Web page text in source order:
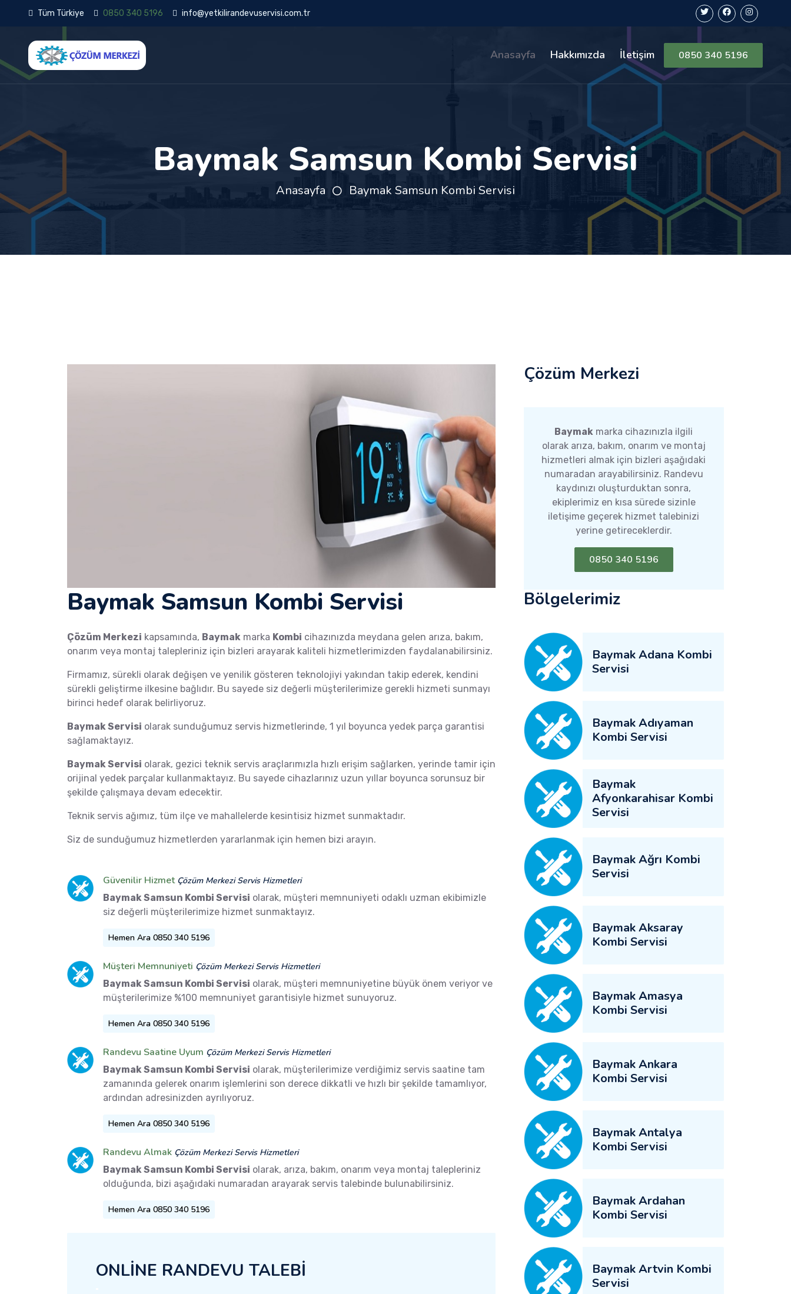
Tüm Türkiye 0850 340 5196 info@yetkilirandevuservisi.com.tr
Anasayfa Hakkımızda İletişim 0850 340 5196
Baymak Samsun Kombi Servisi
Anasayfa Baymak Samsun Kombi Servisi
Baymak Samsun Kombi Servisi
Çözüm Merkezi kapsamında, Baymak marka Kombi cihazınızda meydana gelen arıza, bakım,
onarım veya montaj talepleriniz için bizleri arayarak kaliteli hizmetlerimizden faydalanabilirsiniz.
Firmamız, sürekli olarak değişen ve yenilik gösteren teknolojiyi yakından takip ederek, kendini
sürekli geliştirme ilkesine bağlıdır. Bu sayede siz değerli müşterilerimize gerekli hizmeti sunmayı
birinci hedef olarak belirliyoruz.
Baymak Servisi olarak sunduğumuz servis hizmetlerinde, 1 yıl boyunca yedek parça garantisi
sağlamaktayız.
Baymak Servisi olarak, gezici teknik servis araçlarımızla hızlı erişim sağlarken, yerinde tamir için
orijinal yedek parçalar kullanmaktayız. Bu sayede cihazlarınız uzun yıllar boyunca sorunsuz bir
şekilde çalışmaya devam edecektir.
Teknik servis ağımız, tüm ilçe ve mahallelerde kesintisiz hizmet sunmaktadır.
Siz de sunduğumuz hizmetlerden yararlanmak için hemen bizi arayın.
Güvenilir Hizmet Çözüm Merkezi Servis Hizmetleri
Baymak Samsun Kombi Servisi olarak, müşteri memnuniyeti odaklı uzman ekibimizle
siz değerli müşterilerimize hizmet sunmaktayız.
Hemen Ara 0850 340 5196
Müşteri Memnuniyeti Çözüm Merkezi Servis Hizmetleri
Baymak Samsun Kombi Servisi olarak, müşteri memnuniyetine büyük önem veriyor ve
müşterilerimize %100 memnuniyet garantisiyle hizmet sunuyoruz.
Hemen Ara 0850 340 5196
Randevu Saatine Uyum Çözüm Merkezi Servis Hizmetleri
Baymak Samsun Kombi Servisi olarak, müşterilerimize verdiğimiz servis saatine tam
zamanında gelerek onarım işlemlerini son derece dikkatli ve hızlı bir şekilde tamamlıyor,
ardından adresinizden ayrılıyoruz.
Hemen Ara 0850 340 5196
Randevu Almak Çözüm Merkezi Servis Hizmetleri
Baymak Samsun Kombi Servisi olarak, arıza, bakım, onarım veya montaj talepleriniz
olduğunda, bizi aşağıdaki numaradan arayarak servis talebinde bulunabilirsiniz.
Hemen Ara 0850 340 5196
ONLİNE RANDEVU TALEBİ
Çözüm Merkezi
Baymak marka cihazınızla ilgili
olarak arıza, bakım, onarım ve montaj
hizmetleri almak için bizleri aşağıdaki
numaradan arayabilirsiniz. Randevu
kaydınızı oluşturduktan sonra,
ekiplerimiz en kısa sürede sizinle
iletişime geçerek hizmet talebinizi
yerine getireceklerdir.
0850 340 5196
Bölgelerimiz
Baymak Adana Kombi
Servisi
Baymak Adıyaman
Kombi Servisi
Baymak
Afyonkarahisar Kombi
Servisi
Baymak Ağrı Kombi
Servisi
Baymak Aksaray
Kombi Servisi
Baymak Amasya
Kombi Servisi
Baymak Ankara
Kombi Servisi
Baymak Antalya
Kombi Servisi
Baymak Ardahan
Kombi Servisi
Baymak Artvin Kombi
Servisi